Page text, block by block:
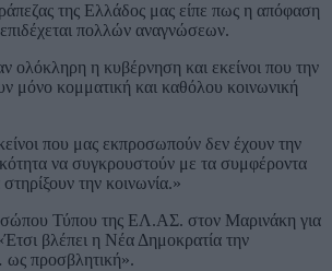
της Ελλάδος μας είπε πως η απόφαση
πολλών αναγνώσεων.
ολόκληρη η κυβέρνηση και εκείνοι που την
μόνο κομματική και καθόλου κοινωνική
που μας εκπροσωπούν δεν έχουν την
να συγκρουστούν με τα συμφέροντα
την κοινωνία.»
Τύπου της ΕΛ.ΑΣ. στον Μαρινάκη για
βλέπει η Νέα Δημοκρατία την
ως προσβλητική».